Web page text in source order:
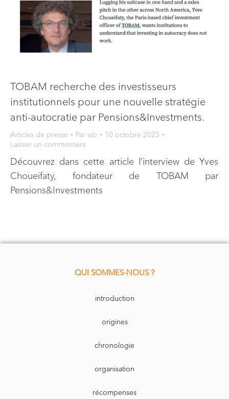
TOBAM recherche des investisseurs
institutionnels pour une nouvelle stratégie
anti-autocratie par Pensions&Investments.
Articles de presse Par wb
10 octobre 2023
Laisser un commentaire
Découvrez dans cette article l’interview de Yves
Choueifaty, fondateur de TOBAM par
Pensions&Investments
QUI SOMMES-NOUS ?
introduction
origines
chronologie
organisation
récompenses